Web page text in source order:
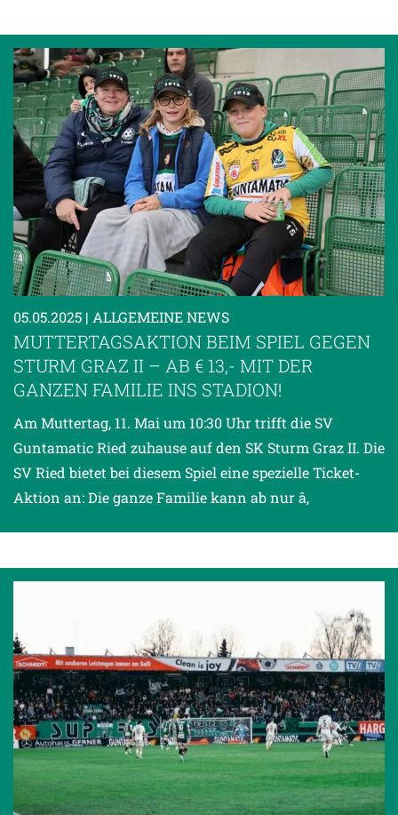
05.05.2025 | ALLGEMEINE NEWS
MUTTERTAGSAKTION BEIM SPIEL GEGEN
STURM GRAZ II – AB € 13,- MIT DER
GANZEN FAMILIE INS STADION!
Am Muttertag, 11. Mai um 10:30 Uhr trifft die SV
Guntamatic Ried zuhause auf den SK Sturm Graz II. Die
SV Ried bietet bei diesem Spiel eine spezielle Ticket-
Aktion an: Die ganze Familie kann ab nur â‚